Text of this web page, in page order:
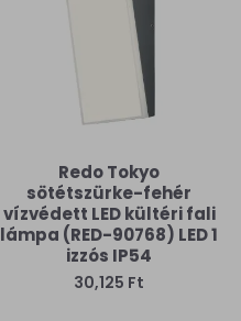
Redo Tokyo
sötétszürke-fehér
vízvédett LED kültéri fali
lámpa (RED-90768) LED 1
izzós IP54
30,125 Ft